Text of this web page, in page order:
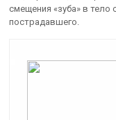
смещения «зуба» в тело
пострадавшего.